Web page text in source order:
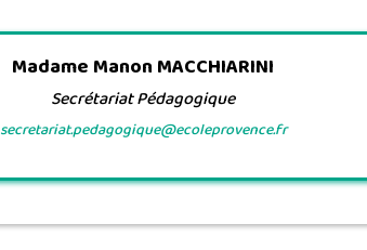
Madame Manon MACCHIARINI
Secrétariat Pédagogique
secretariat.pedagogique@ecoleprovence.fr